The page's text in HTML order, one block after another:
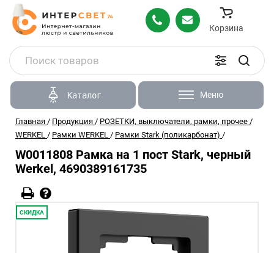
Корзина
Каталог Меню
Главная / Продукция / РОЗЕТКИ, выключатели, рамки, прочее /
WERKEL / Рамки WERKEL / Рамки Stark (поликарбонат) /
W0011808 Рамка на 1 пост Stark, черный
Werkel, 4690389161735
СКИДКА